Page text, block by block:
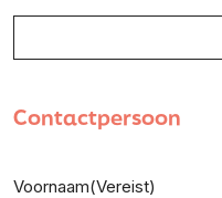
Contactpersoon
Voornaam(Vereist)